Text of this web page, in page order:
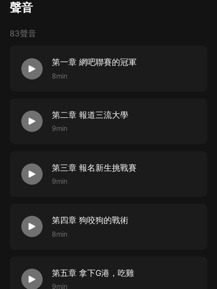
聲音
83聲音
第一章 網吧聯賽的冠軍
8min
第二章 報道三流大學
9min
第三章 報名新生挑戰賽
9min
第四章 狗咬狗的戰術
8min
第五章 拿下G港，吃雞
9min